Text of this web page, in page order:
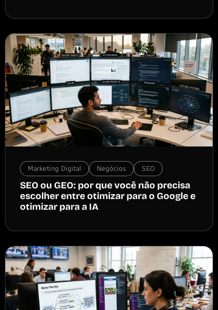
Marketing Digital Negócios SEO
SEO ou GEO: por que você não precisa
escolher entre otimizar para o Google e
otimizar para a IA